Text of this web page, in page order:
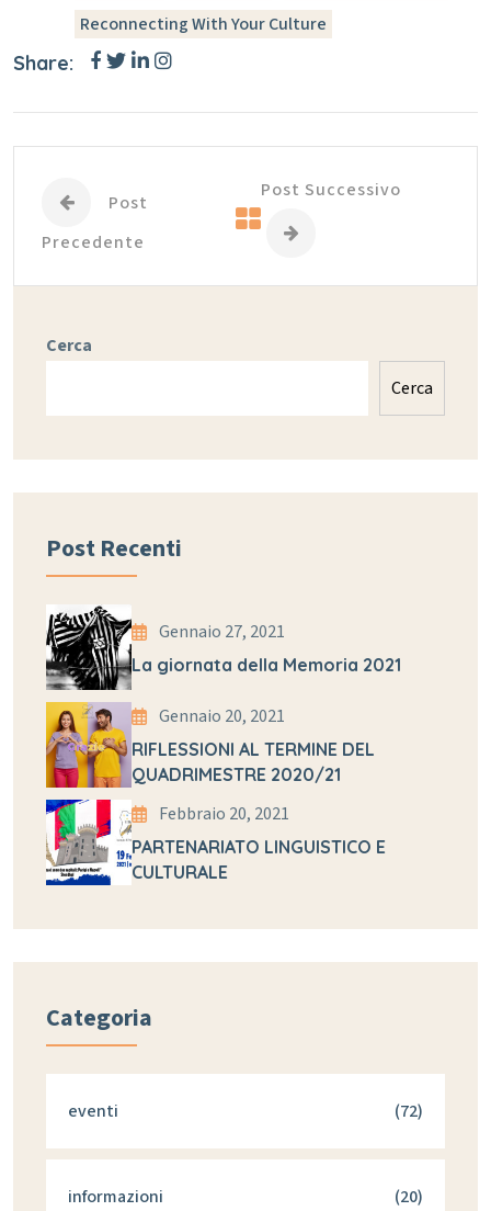
Reconnecting With Your Culture
Share:
Post
Precedente
Post Successivo
Cerca
Cerca
Post Recenti
Gennaio 27, 2021
La giornata della Memoria 2021
Gennaio 20, 2021
RIFLESSIONI AL TERMINE DEL
QUADRIMESTRE 2020/21
Febbraio 20, 2021
PARTENARIATO LINGUISTICO E
CULTURALE
Categoria
eventi (72)
informazioni (20)